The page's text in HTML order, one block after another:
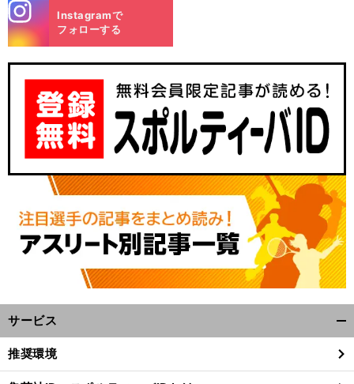
m
Instagramで
フォローする
サービス
閉
推奨環境